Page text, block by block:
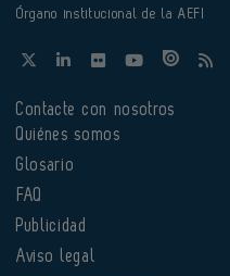
Órgano institucional de la AEFI
Contacte con nosotros
Quiénes somos
Glosario
FAQ
Publicidad
Aviso legal